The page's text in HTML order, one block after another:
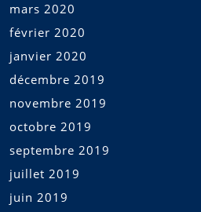
mars 2020
février 2020
janvier 2020
décembre 2019
novembre 2019
octobre 2019
septembre 2019
juillet 2019
juin 2019